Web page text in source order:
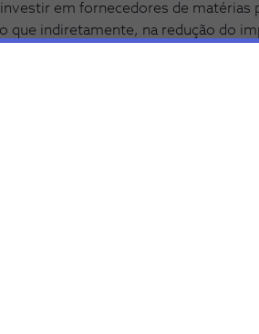
em fornecedores de matérias
que indiretamente, na redução do